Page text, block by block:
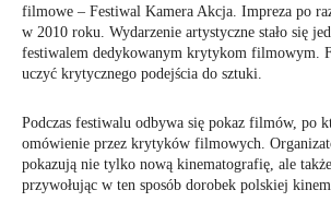
filmowe – Festiwal Kamera Akcja. Impreza po
w 2010 roku. Wydarzenie artystyczne stało się
festiwalem dedykowanym krytykom filmowym.
uczyć krytycznego podejścia do sztuki.
Podczas festiwalu odbywa się pokaz filmów, po
omówienie przez krytyków filmowych.
pokazują nie tylko nową kinematografię, ale
przywołując w ten sposób dorobek polskiej